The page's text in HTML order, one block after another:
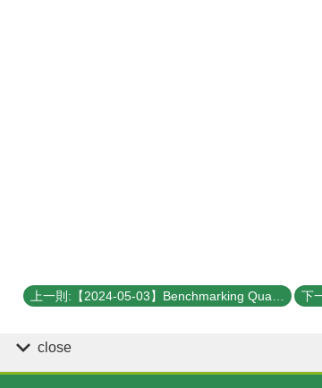
close